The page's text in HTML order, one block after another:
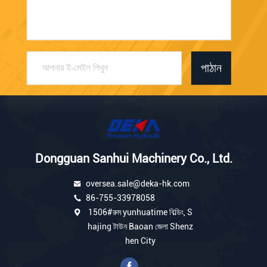
পাঠান
Dongguan Sanhui Machinery Co., Ltd.
oversea.sale@deka-hk.com
86-755-33978058
1506#রুম yunhuatime বিল্ডিং, S
hajing টাউন Baoan জেলা Shenz
hen City